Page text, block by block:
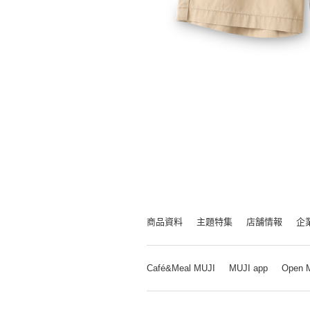
商品資料 主題特集 店舗情報 企
Café&Meal MUJI MUJI app Open